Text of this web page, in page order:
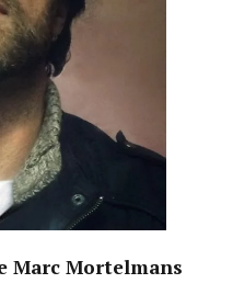
Marc Mortelmans